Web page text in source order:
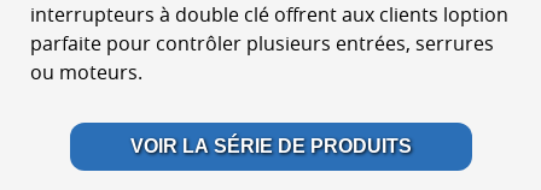
interrupteurs à double clé offrent aux clients loption
parfaite pour contrôler plusieurs entrées, serrures
ou moteurs.
VOIR LA SÉRIE DE PRODUITS